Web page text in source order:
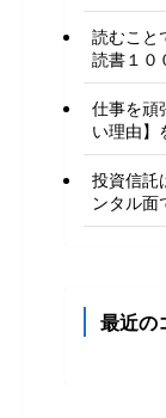
読むこと
読書１０
仕事を頑
い理由】
投資信託
ンタル面
最近の